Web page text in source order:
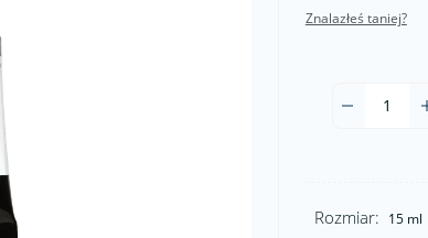
Znalazłeś taniej?
Rozmiar: 15 ml